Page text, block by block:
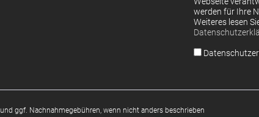
werden für Ihre
Weiteres lesen
und ggf. Nachnahmegebühren, wenn nicht anders beschrieben